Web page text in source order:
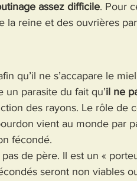
assez difficile. Pour
la reine et des ouvrières
qu’il ne s’accapare le
parasite du fait qu’il ne
des rayons. Le rôle de
vient au monde par
fécondé.
de père. Il est un «
seront non viables